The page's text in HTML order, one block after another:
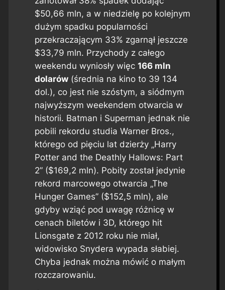
$50,66 mln, a w niedzielę po kolejnym
dużym spadku popularności
przekraczającym 33% zgarnął jeszcze
$33,79 mln. Przychody z całego
weekendu wyniosły więc 166 mln
dolarów(średnia na kino to 39 134
dol.), co jest nie szóstym, a siódmym
najwyższym weekendem otwarcia w
historii. Batman i Superman jednak nie
pobili rekordu studia Warner Bros.,
którego od pięciu lat dzierży „Harry
Potter and the Deathly Hallows: Part
2” ($169,2 mln). Pobity został jedynie
rekord marcowego otwarcia „The
Hunger Games” ($152,5 mln), ale
gdyby wziąć pod uwagę różnicę w
cenach biletów i 3D, którego hit
Lionsgate z 2012 roku nie miał,
widowisko Snydera wypada słabiej.
Chyba jednak można mówić o małym
rozczarowaniu.